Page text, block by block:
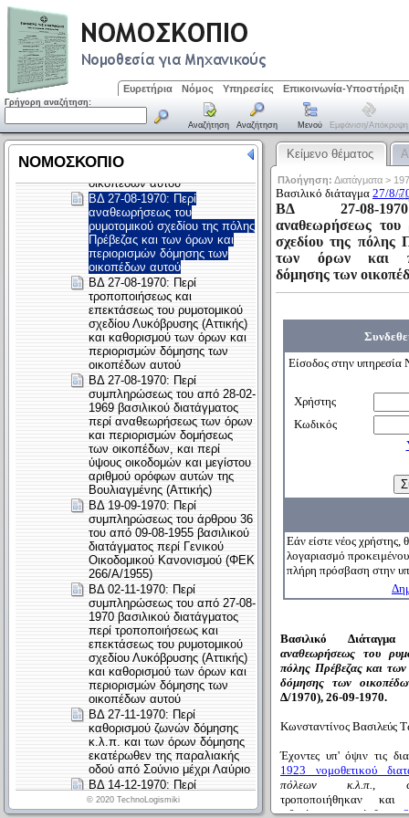
Ευρετήρια Νόμος Υπηρεσίες Επικοινωνία-Υποστήριξη
Γρήγορη αναζήτηση:
Αναζήτηση Αναζήτηση Μενού Εμφάνιση/απόκρυψη
Κείμενο θέματος